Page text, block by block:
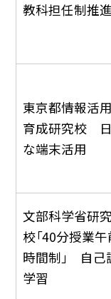
教科担任制推進
東京都情報活
育成研究校
な端末活用
文部科学省研
校「40分授業
時間制」 自己
学習